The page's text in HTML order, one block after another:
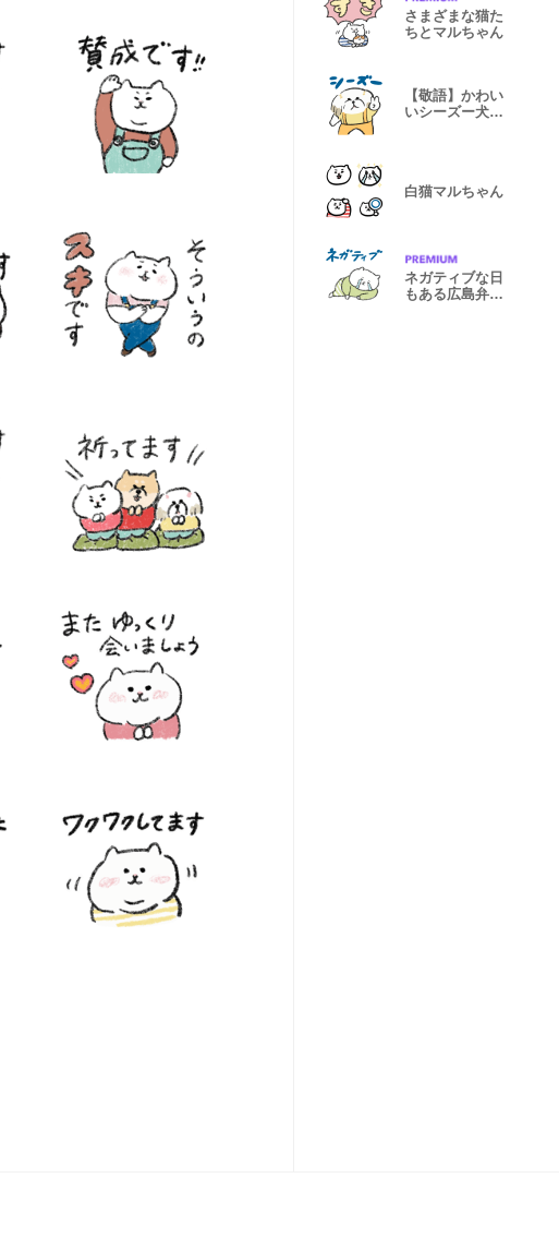
さまざまな猫た
ちとマルちゃん
【敬語】かわい
いシーズー犬た
白猫マルちゃん
ネガティブな日
もある広島弁の